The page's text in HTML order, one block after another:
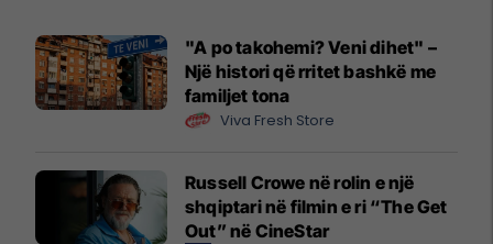
"A po takohemi? Veni dihet" –
Një histori që rritet bashkë me
familjet tona
Viva Fresh Store
Russell Crowe në rolin e një
shqiptari në filmin e ri “The Get
Out” në CineStar